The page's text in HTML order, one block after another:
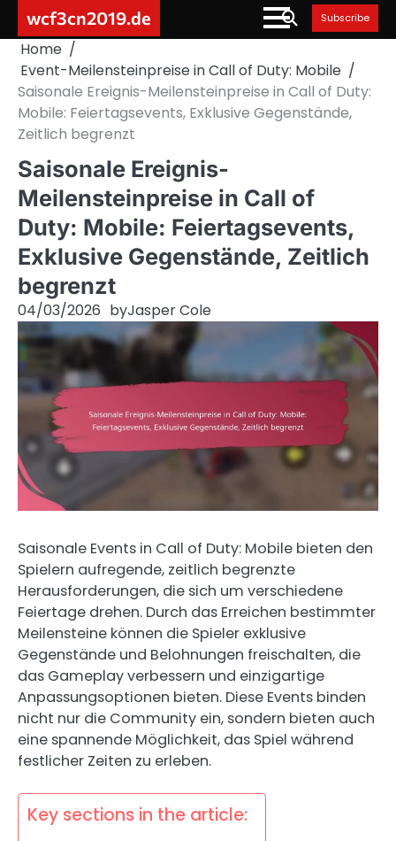
content
wcf3cn2019.de Subscribe
Home
Event-Meilensteinpreise in Call of Duty: Mobile
Saisonale Ereignis-Meilensteinpreise in Call of Duty:
Mobile: Feiertagsevents, Exklusive Gegenstände,
Zeitlich begrenzt
Saisonale Ereignis-
Meilensteinpreise in Call of
Duty: Mobile: Feiertagsevents,
Exklusive Gegenstände, Zeitlich
begrenzt
04/03/2026 byJasper Cole
Saisonale Events in Call of Duty: Mobile bieten den
Spielern aufregende, zeitlich begrenzte
Herausforderungen, die sich um verschiedene
Feiertage drehen. Durch das Erreichen bestimmter
Meilensteine können die Spieler exklusive
Gegenstände und Belohnungen freischalten, die
das Gameplay verbessern und einzigartige
Anpassungsoptionen bieten. Diese Events binden
nicht nur die Community ein, sondern bieten auch
eine spannende Möglichkeit, das Spiel während
festlicher Zeiten zu erleben.
Key sections in the article: